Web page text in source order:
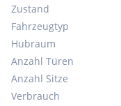
Zustand
Fahrzeugtyp
Hubraum
Anzahl Türen
Anzahl Sitze
Verbrauch